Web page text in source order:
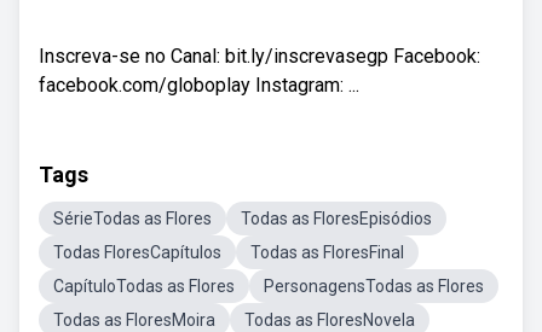
Inscreva-se no Canal: bit.ly/inscrevasegp Facebook:
facebook.com/globoplay Instagram: ...
Tags
SérieTodas as Flores
Todas as FloresEpisódios
Todas FloresCapítulos
Todas as FloresFinal
CapítuloTodas as Flores
PersonagensTodas as Flores
Todas as FloresMoira
Todas as FloresNovela